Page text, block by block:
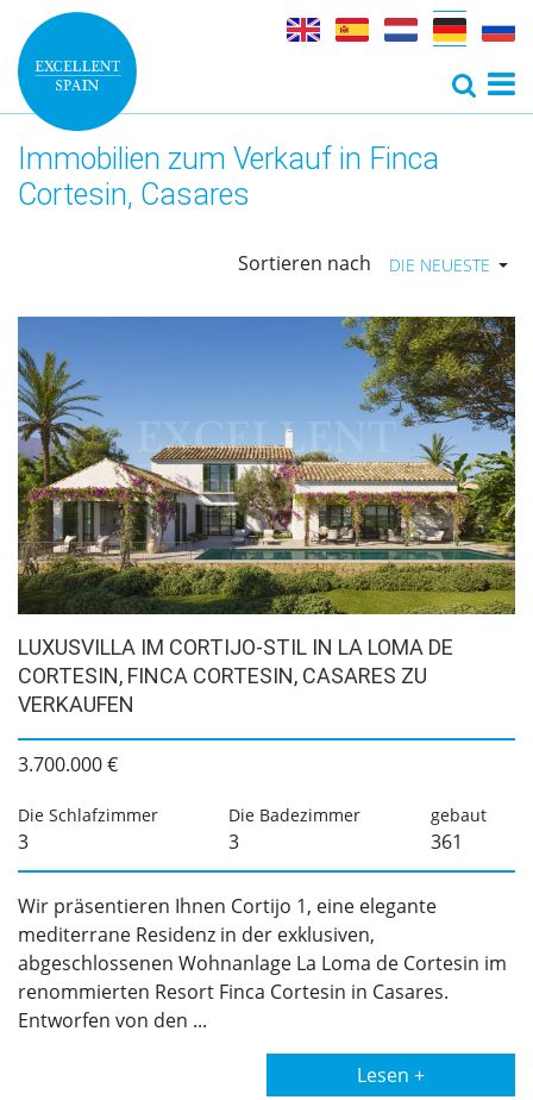
Immobilien zum Verkauf in Finca
Cortesin, Casares
Sortieren nach DIE NEUESTE
LUXUSVILLA IM CORTIJO-STIL IN LA LOMA DE
CORTESIN, FINCA CORTESIN, CASARES ZU
VERKAUFEN
3.700.000 €
Die Schlafzimmer
3
Die Badezimmer
3
gebaut
361
Wir präsentieren Ihnen Cortijo 1, eine elegante
mediterrane Residenz in der exklusiven,
abgeschlossenen Wohnanlage La Loma de Cortesin im
renommierten Resort Finca Cortesin in Casares.
Entworfen von den ...
Lesen +